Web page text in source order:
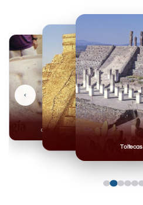
Toltecas
Olmecas
‹